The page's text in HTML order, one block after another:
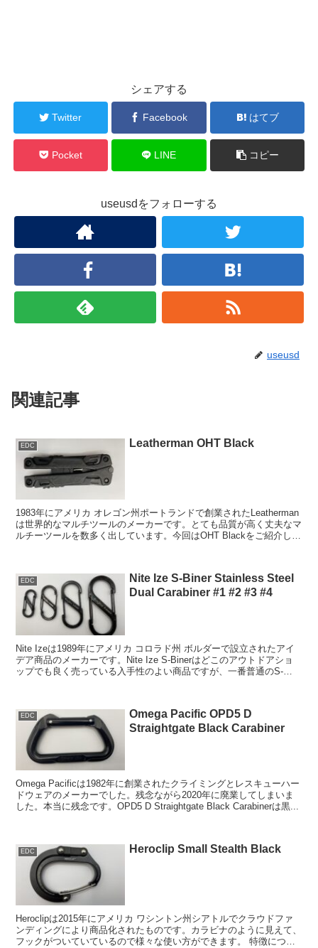
シェアする
Twitter Facebook はてブ
Pocket LINE コピー
useusdをフォローする
useusd
関連記事
EDC Leatherman OHT Black
1983年にアメリカ オレゴン州ポートランドで創業されたLeatherman
は世界的なマルチツールのメーカーです。とても品質が高く丈夫なマ
ルチーツールを数多く出しています。今回はOHT Blackをご紹介しま
EDC
Nite Ize S-Biner Stainless Steel
Dual Carabiner #1 #2 #3 #4
Nite Izeは1989年にアメリカ コロラド州 ボルダーで設立されたアイ
デア商品のメーカーです。Nite Ize S-Binerはどこのアウトドアショ
ップでも良く売っている入手性のよい商品ですが、一番普通のS-
EDC
Omega Pacific OPD5 D
Straightgate Black Carabiner
Omega Pacificは1982年に創業されたクライミングとレスキューハー
ドウェアのメーカーでした。残念ながら2020年に廃業してしまいま
した。本当に残念です。OPD5 D Straightgate Black Carabinerは黒...
EDC Heroclip Small Stealth Black
Heroclipは2015年にアメリカ ワシントン州シアトルでクラウドファ
ンディングにより商品化されたものです。カラビナのように見えて、
フックがついていているので様々な使い方ができます。 特徴につい